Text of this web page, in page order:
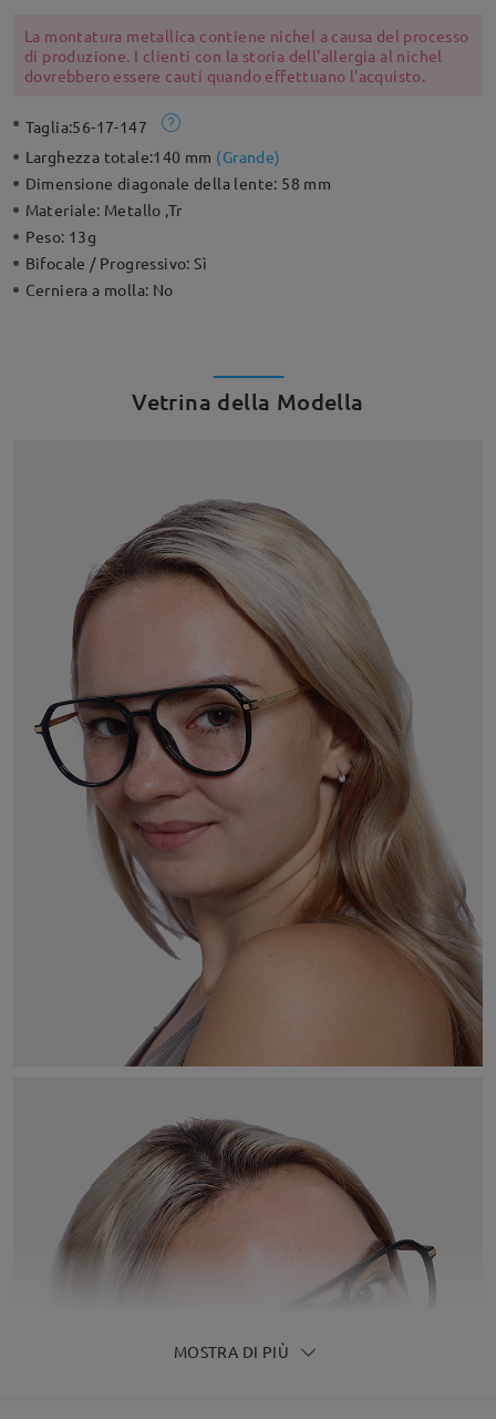
La montatura metallica contiene nichel a causa del processo
di produzione. I clienti con la storia dell'allergia al nichel
dovrebbero essere cauti quando effettuano l'acquisto.
Taglia:56-17-147
Larghezza totale:140 mm (Grande)
Dimensione diagonale della lente: 58 mm
Materiale: Metallo ,Tr
Peso: 13g
Bifocale / Progressivo:Sì
Cerniera a molla: No
Vetrina della Modella
MOSTRA DI PIÙ